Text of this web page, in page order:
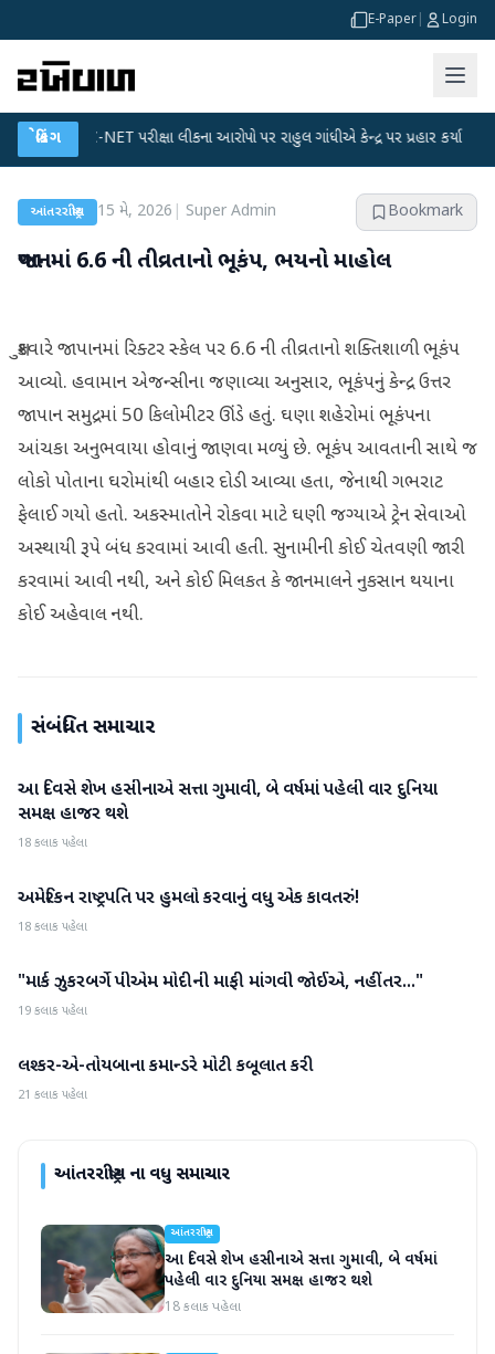
E-Paper Login
બ્રેકિંગ
UGC-NET પરીક્ષા લીકના આરોપો પર રાહુલ ગાંધીએ કેન્દ્ર પર પ્રહાર કર્યા ●
આંતરરાષ્ટ્રીય 15 મે, 2026 Super Admin Bookmark
જાપાનમાં 6.6 ની તીવ્રતાનો ભૂકંપ, ભયનો માહોલ
શુક્રવારે જાપાનમાં રિક્ટર સ્કેલ પર 6.6 ની તીવ્રતાનો શક્તિશાળી ભૂકંપ
આવ્યો. હવામાન એજન્સીના જણાવ્યા અનુસાર, ભૂકંપનું કેન્દ્ર ઉત્તર
જાપાન સમુદ્રમાં 50 કિલોમીટર ઊંડે હતું. ઘણા શહેરોમાં ભૂકંપના
આંચકા અનુભવાયા હોવાનું જાણવા મળ્યું છે. ભૂકંપ આવતાની સાથે જ
લોકો પોતાના ઘરોમાંથી બહાર દોડી આવ્યા હતા, જેનાથી ગભરાટ
ફેલાઈ ગયો હતો. અકસ્માતોને રોકવા માટે ઘણી જગ્યાએ ટ્રેન સેવાઓ
અસ્થાયી રૂપે બંધ કરવામાં આવી હતી. સુનામીની કોઈ ચેતવણી જારી
કરવામાં આવી નથી, અને કોઈ મિલકત કે જાનમાલને નુકસાન થયાના
કોઈ અહેવાલ નથી.
સંબંધિત સમાચાર
આંતરરાષ્ટ્રીય
આ દિવસે શેખ હસીનાએ સત્તા ગુમાવી, બે વર્ષમાં પહેલી વાર દુનિયા
સમક્ષ હાજર થશે
18 કલાક પહેલા
આંતરરાષ્ટ્રીય
અમેરિકન રાષ્ટ્રપતિ પર હુમલો કરવાનું વધુ એક કાવતરું!
18 કલાક પહેલા
આંતરરાષ્ટ્રીય
"માર્ક ઝુકરબર્ગે પીએમ મોદીની માફી માંગવી જોઈએ, નહીંતર..."
19 કલાક પહેલા
આંતરરાષ્ટ્રીય
લશ્કર-એ-તોયબાના કમાન્ડરે મોટી કબૂલાત કરી
21 કલાક પહેલા
આંતરરાષ્ટ્રીયના વધુ સમાચાર
આંતરરાષ્ટ્રીય
આ દિવસે શેખ હસીનાએ સત્તા ગુમાવી, બે વર્ષમાં
પહેલી વાર દુનિયા સમક્ષ હાજર થશે
18 કલાક પહેલા